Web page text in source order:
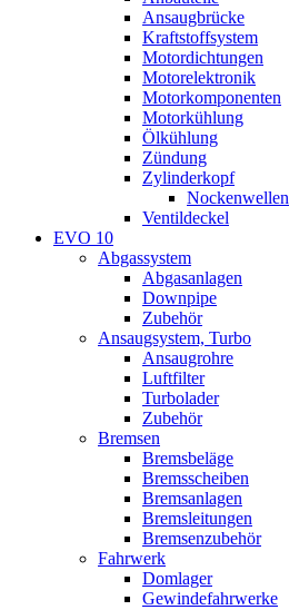
Ansaugbrücke
Kraftstoffsystem
Motordichtungen
Motorelektronik
Motorkomponenten
Motorkühlung
Ölkühlung
Zündung
Zylinderkopf
Nockenwellen
Ventildeckel
EVO 10
Abgassystem
Abgasanlagen
Downpipe
Zubehör
Ansaugsystem, Turbo
Ansaugrohre
Luftfilter
Turbolader
Zubehör
Bremsen
Bremsbeläge
Bremsscheiben
Bremsanlagen
Bremsleitungen
Bremsenzubehör
Fahrwerk
Domlager
Gewindefahrwerke